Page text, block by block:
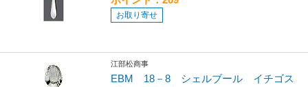
お取り寄せ
江部松商事
EBM 18－8 シェルブール イチゴス